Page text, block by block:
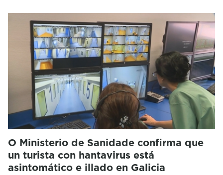
O Ministerio de Sanidade confirma que
un turista con hantavirus está
asintomático e illado en Galicia